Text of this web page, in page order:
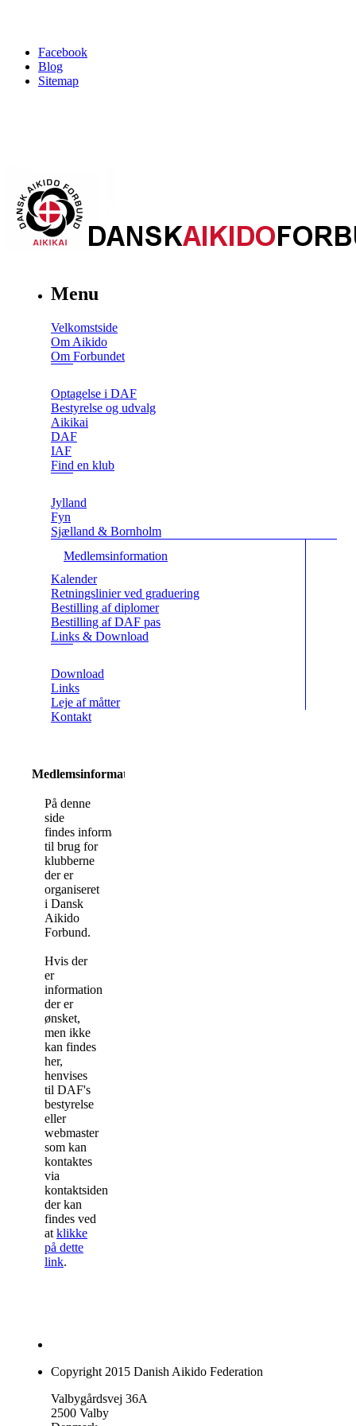
Facebook
Blog
Sitemap
Menu
Velkomstside
Om Aikido
Om Forbundet
Optagelse i DAF
Bestyrelse og udvalg
Aikikai
DAF
IAF
Find en klub
Jylland
Fyn
Sjælland & Bornholm
Medlemsinformation
Kalender
Retningslinier ved graduering
Bestilling af diplomer
Bestilling af DAF pas
Links & Download
Download
Links
Leje af måtter
Kontakt
Medlemsinformation
På denne
side
findes information
til brug for
klubberne
der er
organiseret
i Dansk
Aikido
Forbund.
Hvis der
er
information
der er
ønsket,
men ikke
kan findes
her,
henvises
til DAF's
bestyrelse
eller
webmaster
som kan
kontaktes
via
kontaktsiden
der kan
findes ved
at klikke
på dette
link.
Copyright 2015 Danish Aikido Federation
Valbygårdsvej 36A
2500 Valby